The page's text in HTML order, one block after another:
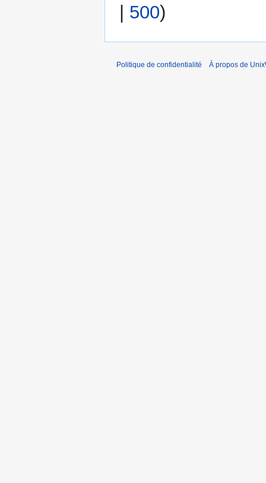
| 500)
Politique de confidentialité À propos de